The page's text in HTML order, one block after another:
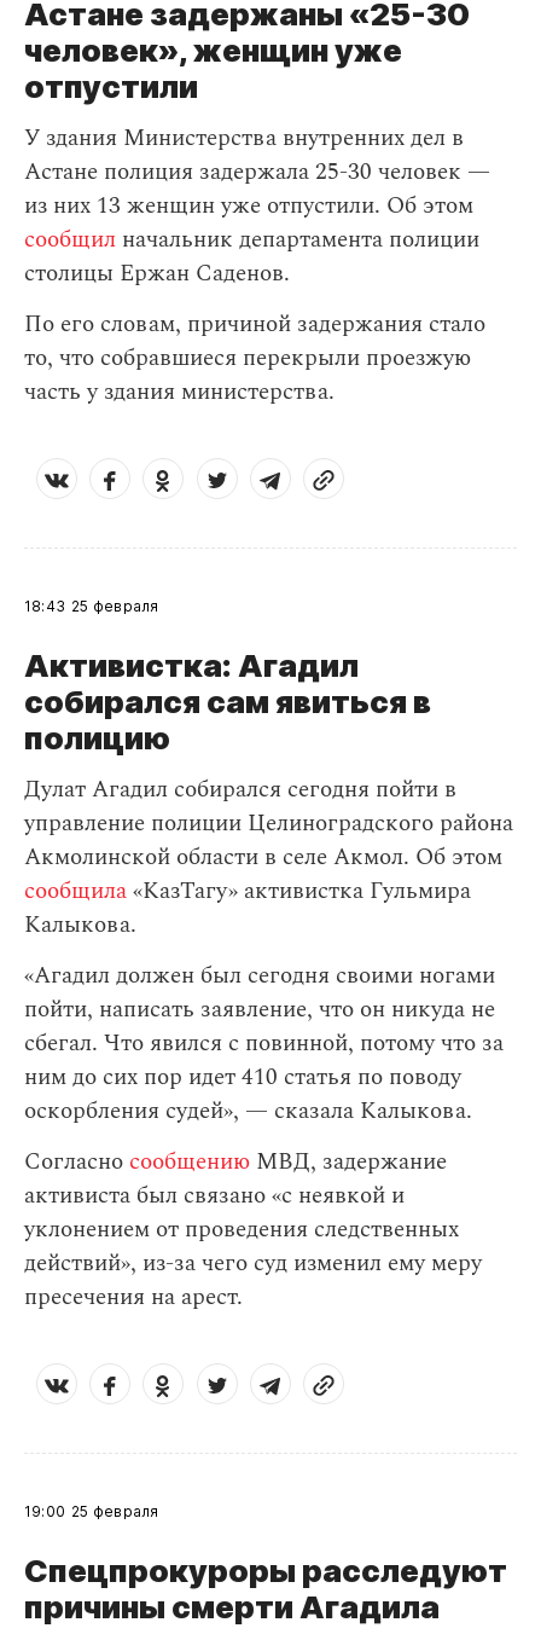
Астане задержаны «25-30
человек», женщин уже
отпустили
У здания Министерства внутренних дел в
Астане полиция задержала 25-30 человек —
из них 13 женщин уже отпустили. Об этом
сообщил начальник департамента полиции
столицы Ержан Саденов.
По его словам, причиной задержания стало
то, что собравшиеся перекрыли проезжую
часть у здания министерства.
18:43 25 февраля
Активистка: Агадил
собирался сам явиться в
полицию
Дулат Агадил собирался сегодня пойти в
управление полиции Целиноградского района
Акмолинской области в селе Акмол. Об этом
сообщила«КазТагу» активистка Гульмира
Калыкова.
«Агадил должен был сегодня своими ногами
пойти, написать заявление, что он никуда не
сбегал. Что явился с повинной, потому что за
ним до сих пор идет 410 статья по поводу
оскорбления судей», — сказала Калыкова.
Согласно сообщению МВД, задержание
активиста был связано «с неявкой и
уклонением от проведения следственных
действий», из-за чего суд изменил ему меру
пресечения на арест.
19:00 25 февраля
Спецпрокуроры расследуют
причины смерти Агадила